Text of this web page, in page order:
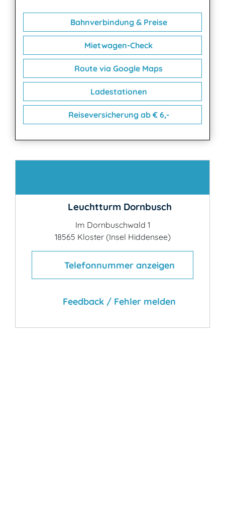
Bahnverbindung & Preise
Mietwagen-Check
Route via Google Maps
Ladestationen
Reiseversicherung ab € 6,-
Leuchtturm Dornbusch
Im Dornbuschwald 1
18565 Kloster (Insel Hiddensee)
Telefonnummer anzeigen
Feedback / Fehler melden